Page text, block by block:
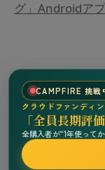
グ」Androidア
CAMPFIRE 挑戦
クラウドファンディ
「全員長期評価
全購入者が“1年使って